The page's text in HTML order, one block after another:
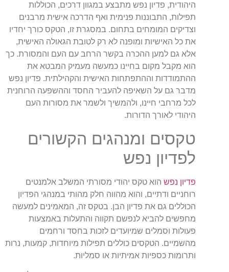
היהודית, פדיון נפש מתבצע במגוון דרכים, הכוללות
תפילות, התבוננות פנימית ואף הדרכה אישית מרבנים
וצדיקים המומחים בתחום. במסגרת זו, הטקס כורך יחדיו
את כל האישיות ומופנה לא רק לטובת הגאולה האישית,
אלא גם למען ההכרה בקשר הרחב עם העם והמסורת. כך
הוא מקבל מקום בחיינו כמעשה מעמיק המבטא את
ההתמודדות וההתפתחות האישית והקהילתית. פדיון נפש
מדבר גם על השאיפה להעביר החסד וההשפעה הרוחנית
לכל מרחבי חיינו, ולהמשיך ולשמר את מסורות העם
היהודי לאורך הדורות.
טקסים ומנהגים הקשורים
לפדיון נפש
פדיון נפש הוא טקס יהודי מסורתי המשלב אלמנטים
רוחניים ודתיים, והוא מהווה חלק מהותי במנהגי הפדיון
הכוללים גם את פדיון הבן. בטקס זה, המאמינים למעשה
מחפשים להביא לנפשם תקווה והתעלות באמצעות
פעולות וסמלים שמיועדים לזכות בחסד ורחמים
מהשמיים. הטקסים כוללים תפילות מיוחדות, קמעות, נרות
ותרומות כספיות אמיתיות או סמליות.